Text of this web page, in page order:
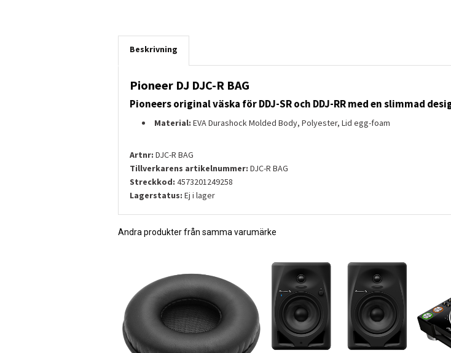
Beskrivning
Pioneer DJ DJC-R BAG
Pioneers original väska för DDJ-SR och DDJ-RR med en slimmad
Material: EVA Durashock Molded Body, Polyester, Lid egg-foam
Artnr: DJC-R BAG
Tillverkarens artikelnummer: DJC-R BAG
Streckkod: 4573201249258
Lagerstatus: Ej i lager
Andra produkter från samma varumärke